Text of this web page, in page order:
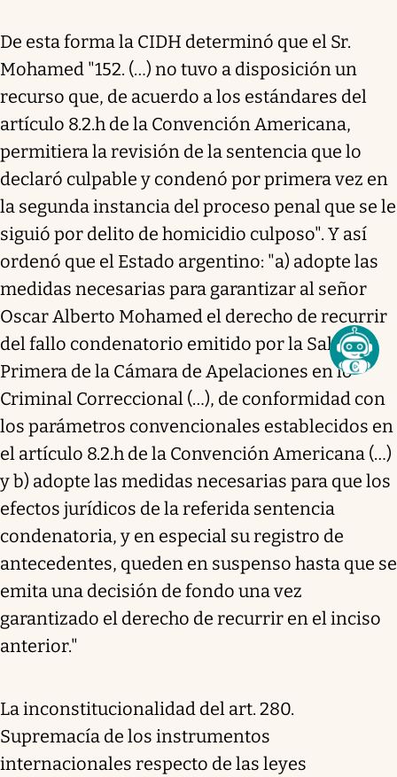
De esta forma la CIDH determinó que el Sr.
Mohamed "152. (…) no tuvo a disposición un
recurso que, de acuerdo a los estándares del
artículo 8.2.h de la Convención Americana,
permitiera la revisión de la sentencia que lo
declaró culpable y condenó por primera vez en
la segunda instancia del proceso penal que se le
siguió por delito de homicidio culposo". Y así
ordenó que el Estado argentino: "a) adopte las
medidas necesarias para garantizar al señor
Oscar Alberto Mohamed el derecho de recurrir
del fallo condenatorio emitido por la Sala
Primera de la Cámara de Apelaciones en lo
Criminal Correccional (…), de conformidad con
los parámetros convencionales establecidos en
el artículo 8.2.h de la Convención Americana (…)
y b) adopte las medidas necesarias para que los
efectos jurídicos de la referida sentencia
condenatoria, y en especial su registro de
antecedentes, queden en suspenso hasta que se
emita una decisión de fondo una vez
garantizado el derecho de recurrir en el inciso
anterior."
La inconstitucionalidad del art. 280.
Supremacía de los instrumentos
internacionales respecto de las leyes